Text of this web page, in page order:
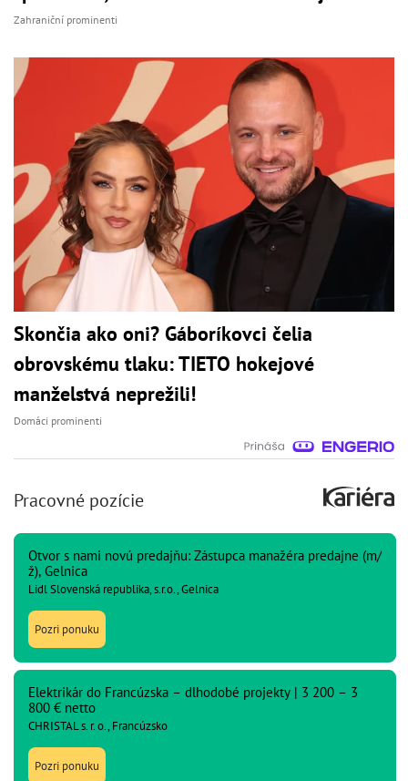
Zahraniční prominenti
Skončia ako oni? Gáboríkovci čelia
obrovskému tlaku: TIETO hokejové
manželstvá neprežili!
Domáci prominenti
Pracovné pozície
Otvor s nami novú predajňu: Zástupca manažéra predajne (m/
ž), Gelnica
Lidl Slovenská republika, s.r.o., Gelnica
Pozri ponuku
Elektrikár do Francúzska – dlhodobé projekty | 3 200 – 3
800 € netto
CHRISTAL s. r. o., Francúzsko
Pozri ponuku